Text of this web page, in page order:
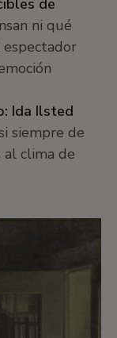
de
ni qué
Ida Ilsted
siempre de
al clima de